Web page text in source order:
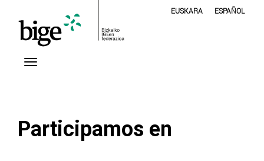
EUSKARA ESPAÑOL
Participamos en